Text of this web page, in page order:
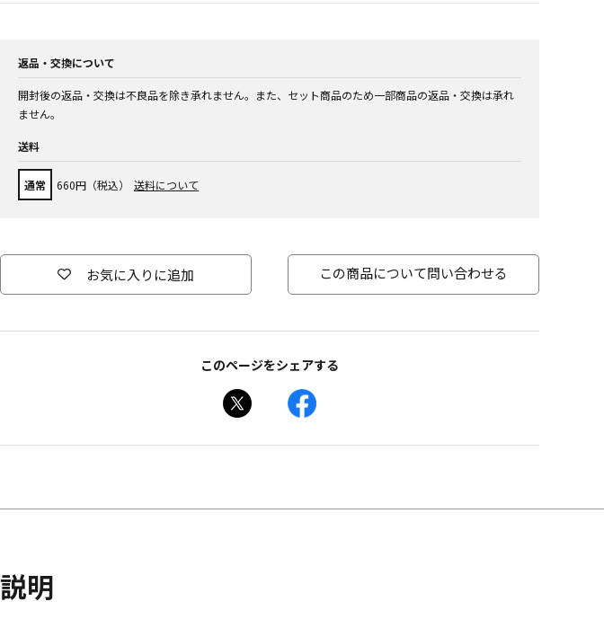
返品・交換について
開封後の返品・交換は不良品を除き承れません。また、セット商品のため一部商品の返品・交換は承れ
ません。
送料
通常 660円（税込） 送料について
お気に入りに追加 この商品について問い合わせる
このページをシェアする
明